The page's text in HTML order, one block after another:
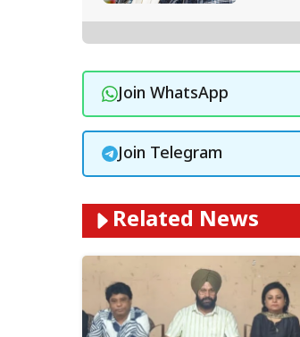
Join WhatsApp
Join Telegram
Related News